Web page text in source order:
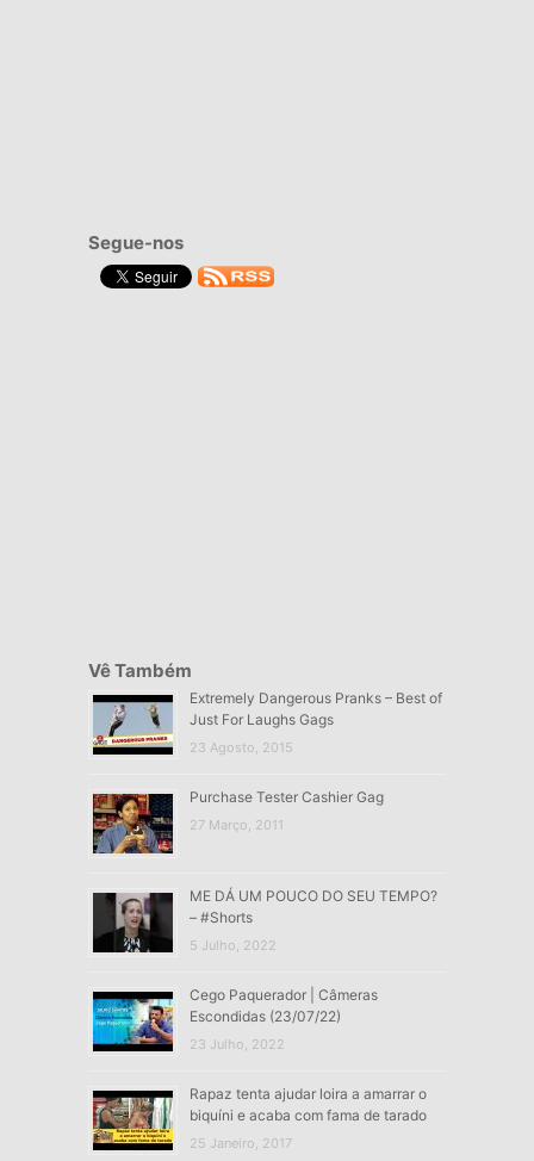
Segue-nos
Vê Também
Extremely Dangerous Pranks – Best of
Just For Laughs Gags
23 Agosto, 2015
Purchase Tester Cashier Gag
27 Março, 2011
ME DÁ UM POUCO DO SEU TEMPO?
– #Shorts
5 Julho, 2022
Cego Paquerador | Câmeras
Escondidas (23/07/22)
23 Julho, 2022
Rapaz tenta ajudar loira a amarrar o
biquíni e acaba com fama de tarado
25 Janeiro, 2017